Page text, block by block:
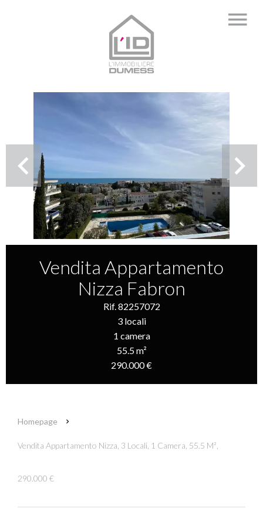
Vendita Appartamento
Nizza Fabron
Rif. 82257072
3 locali
1 camera
55.5 m²
290.000 €
Homepage
Vendita Appartamento Nizza, 3 Locali, 1 Camera, 55.5 M²,
290.000 €